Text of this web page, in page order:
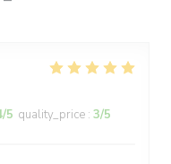
/5 quality_price : 3/5